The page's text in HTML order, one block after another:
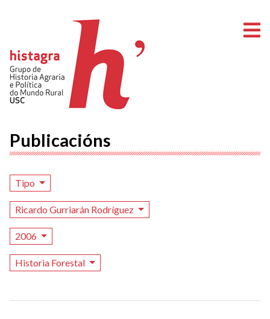
Publicacións
Tipo
Ricardo Gurriarán Rodríguez
2006
Historia Forestal